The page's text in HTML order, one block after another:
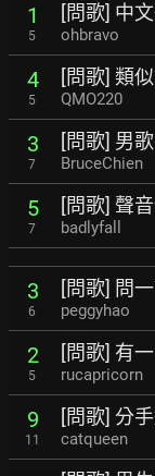
1
5
[問歌] 中
ohbravo
4
5
[問歌] 類
QMO220
3
7
[問歌] 男
BruceChien
5
7
[問歌] 聲
badlyfall
3
6
[問歌] 問
peggyhao
2
5
[問歌] 有
rucapricorn
9
11
[問歌] 分
catqueen